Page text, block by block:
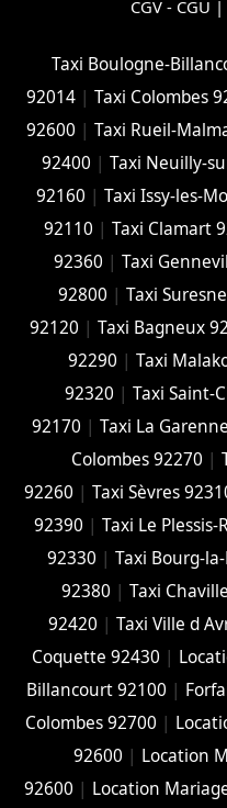
CGV - CGU |
Taxi Boulogne-
92014| Taxi Colombes
92600 |Taxi Rueil-
92400 |Taxi Neuilly-
92160 |Taxi Issy-les-
92110 |Taxi Clamart
92360 | Taxi
92800 | Taxi
92120 | Taxi Bagneux
92290 | Taxi
92320 | Taxi Saint-
92170 | Taxi La
Colombes 92270 |
92260 | Taxi Sèvres
92390 | Taxi Le
92330 | Taxi Bourg-
92380 |Taxi
92420 | Taxi Ville d
Coquette 92430 |
Billancourt 92100 |
Colombes 92700 |
92600 | Location
92600 | Location